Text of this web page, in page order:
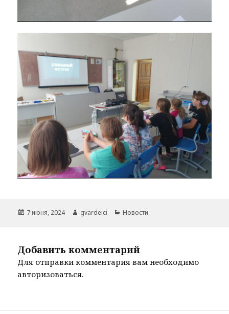
Опубликовано
7 июня, 2024 Автор
gvardeici Рубрики
Новости
Добавить комментарий
Для отправки комментария вам необходимо
авторизоваться.